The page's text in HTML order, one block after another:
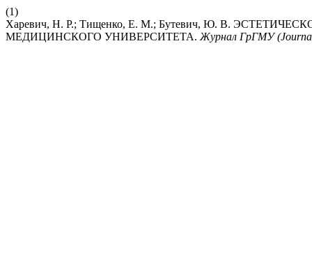
(1)
Харевич, Н. Р.; Тищенко, Е. М.; Бутевич, Ю. В.
МЕДИЦИНСКОГО УНИВЕРСИТЕТА. Журнал ГрГМУ